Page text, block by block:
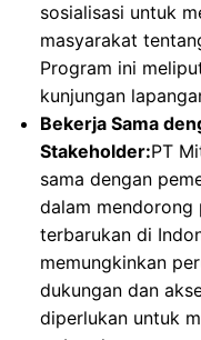
sosialisasi untuk
masyarakat
Program ini
kunjungan
Bekerja Sama
Stakeholder:PT
sama dengan
dalam mendorong
terbarukan di
memungkinkan
dukungan dan
diperlukan untuk